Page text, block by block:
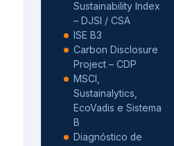
Sustainability Index
– DJSI / CSA
ISE B3
Carbon Disclosure
Project – CDP
MSCI,
Sustainalytics,
EcoVadis e Sistema
B
Diagnóstico de